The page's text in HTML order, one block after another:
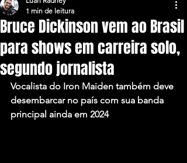
Bruce Dickinson vem ao Brasil
para shows em carreira solo,
segundo jornalista
1 min de leitura
Vocalista do Iron Maiden também deve
desembarcar no país com sua banda
principal ainda em 2024